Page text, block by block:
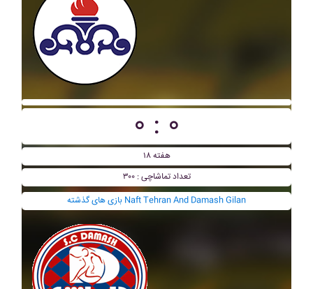
۰ : ۰
هفته ۱۸
تعداد تماشاچی : ۳۰۰
بازی های گذشته Naft Tehran And Damash Gilan